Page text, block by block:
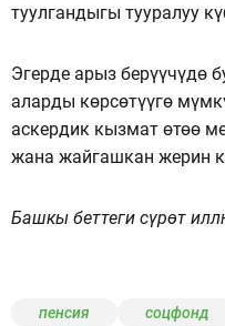
туулгандыгы тууралуу
Эгерде арыз берүүчүдө
аларды көрсөтүүгө
аскердик кызмат өтөө
жана жайгашкан жерин
Башкы беттеги сүрөт
пенсия соцфонд